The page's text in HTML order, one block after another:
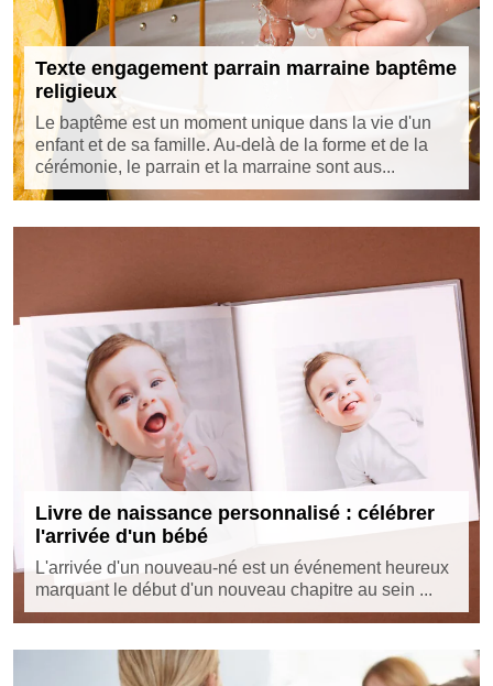
Texte engagement parrain marraine baptême
religieux
Le baptême est un moment unique dans la vie d'un
enfant et de sa famille. Au-delà de la forme et de la
cérémonie, le parrain et la marraine sont aus...
Livre de naissance personnalisé : célébrer
l'arrivée d'un bébé
L'arrivée d'un nouveau-né est un événement heureux
marquant le début d'un nouveau chapitre au sein ...